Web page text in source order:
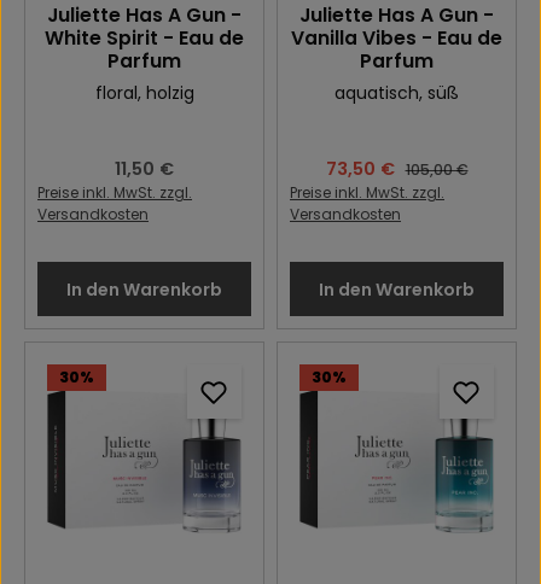
Juliette Has A Gun -
White Spirit - Eau de
Parfum
floral, holzig
Regulärer Preis:
11,50 €
Preise inkl. MwSt. zzgl.
Versandkosten
In den Warenkorb
Juliette Has A Gun -
Vanilla Vibes - Eau de
Parfum
aquatisch, süß
Verkaufspreis:
73,50 € Regulärer Preis:
105,00 €
Preise inkl. MwSt. zzgl.
Versandkosten
In den Warenkorb
30% 30%